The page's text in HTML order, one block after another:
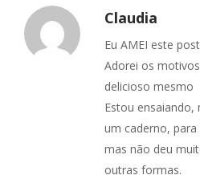
Claudia
Eu AMEI este
Adorei os
delicioso mesmo
Estou
um caderno,
mas não deu
outras formas.